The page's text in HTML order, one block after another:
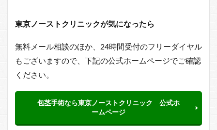
東京ノーストクリニックが気になったら
無料メール相談のほか、24時間受付のフリーダイヤル
もございますので、下記の公式ホームページでご確認
ください。
包茎手術なら東京ノーストクリニック 公式ホ
ームページ